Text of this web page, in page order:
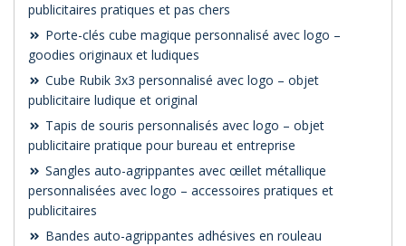
publicitaires pratiques et pas chers
Porte-clés cube magique personnalisé avec logo –
goodies originaux et ludiques
Cube Rubik 3x3 personnalisé avec logo – objet
publicitaire ludique et original
Tapis de souris personnalisés avec logo – objet
publicitaire pratique pour bureau et entreprise
Sangles auto-agrippantes avec œillet métallique
personnalisées avec logo – accessoires pratiques et
publicitaires
Bandes auto-agrippantes adhésives en rouleau